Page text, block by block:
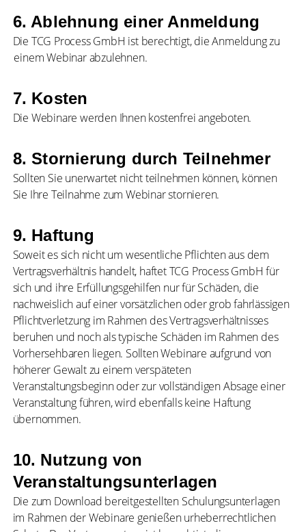
6. Ablehnung einer Anmeldung
Die TCG Process GmbH ist berechtigt, die Anmeldung zu
einem Webinar abzulehnen.
7. Kosten
Die Webinare werden Ihnen kostenfrei angeboten.
8. Stornierung durch Teilnehmer
Sollten Sie unerwartet nicht teilnehmen können, können
Sie Ihre Teilnahme zum Webinar stornieren.
9. Haftung
Soweit es sich nicht um wesentliche Pflichten aus dem
Vertragsverhältnis handelt, haftet TCG Process GmbH für
sich und ihre Erfüllungsgehilfen nur für Schäden, die
nachweislich auf einer vorsätzlichen oder grob fahrlässigen
Pflichtverletzung im Rahmen des Vertragsverhältnisses
beruhen und noch als typische Schäden im Rahmen des
Vorhersehbaren liegen. Sollten Webinare aufgrund von
höherer Gewalt zu einem verspäteten
Veranstaltungsbeginn oder zur vollständigen Absage einer
Veranstaltung führen, wird ebenfalls keine Haftung
übernommen.
10. Nutzung von
Veranstaltungsunterlagen
Die zum Download bereitgestellten Schulungsunterlagen
im Rahmen der Webinare genießen urheberrechtlichen